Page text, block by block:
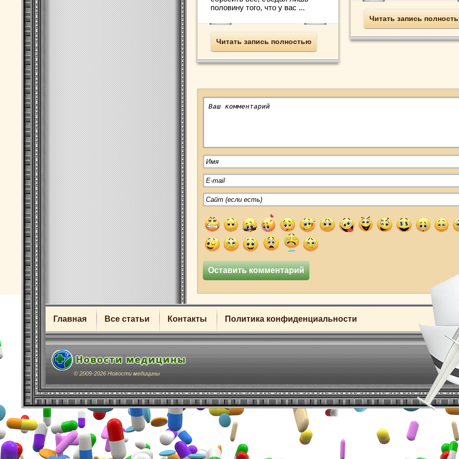
половину того, что у вас ...
Читать запись полностью
Читать запись
Главная Все статьи Контакты Политика конфиденциальности
© 2009-2026 Новости медицины